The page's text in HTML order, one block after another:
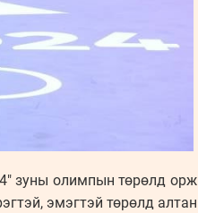
зуны олимпын төрөлд орж
эмэгтэй төрөлд алтан